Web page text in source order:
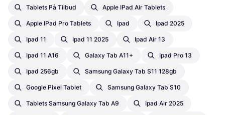
Tablets På Tilbud Apple IPad Air Tablets
Apple IPad Pro Tablets Ipad Ipad 2025
Ipad 11 Ipad 11 2025 Ipad Air 13
Ipad 11 A16 Galaxy Tab A11+ Ipad Pro 13
Ipad 256gb Samsung Galaxy Tab S11 128gb
Google Pixel Tablet Samsung Galaxy Tab S10
Tablets Samsung Galaxy Tab A9 Ipad Air 2025